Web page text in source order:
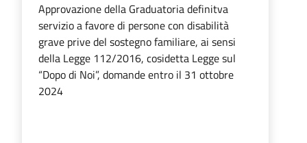
Approvazione della Graduatoria definitva
servizio a favore di persone con disabilità
grave prive del sostegno familiare, ai sensi
della Legge 112/2016, cosidetta Legge sul
“Dopo di Noi”, domande entro il 31 ottobre
2024